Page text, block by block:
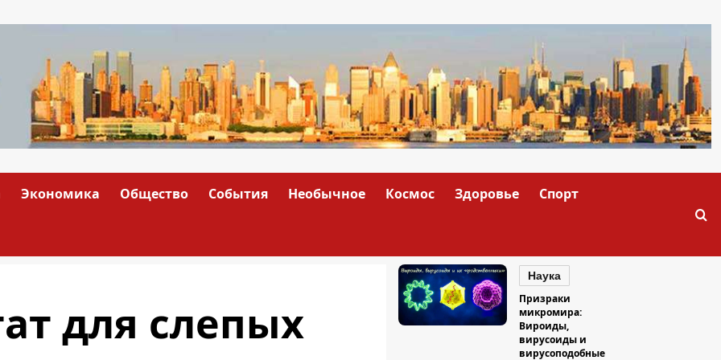
Экономика Общество События Необычное Космос Здоровье Спорт
для слепых
Наука
Призраки
микромира:
Вироиды,
вирусоиды и
вирусоподобные